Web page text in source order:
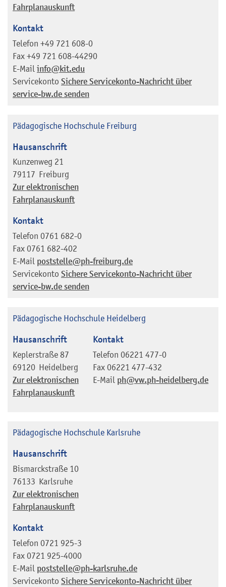
Fahrplanauskunft
Kontakt
Telefon +49 721 608-0
Fax +49 721 608-44290
E-Mail info@kit.edu
Servicekonto Sichere Servicekonto-Nachricht über
service-bw.de senden
Pädagogische Hochschule Freiburg
Hausanschrift
Kunzenweg 21
79117 Freiburg
Zur elektronischen
Fahrplanauskunft
Kontakt
Telefon 0761 682-0
Fax 0761 682-402
E-Mail poststelle@ph-freiburg.de
Servicekonto Sichere Servicekonto-Nachricht über
service-bw.de senden
Pädagogische Hochschule Heidelberg
Hausanschrift
Keplerstraße 87
69120 Heidelberg
Zur elektronischen
Fahrplanauskunft
Kontakt
Telefon 06221 477-0
Fax 06221 477-432
E-Mail ph@vw.ph-heidelberg.de
Pädagogische Hochschule Karlsruhe
Hausanschrift
Bismarckstraße 10
76133 Karlsruhe
Zur elektronischen
Fahrplanauskunft
Kontakt
Telefon 0721 925-3
Fax 0721 925-4000
E-Mail poststelle@ph-karlsruhe.de
Servicekonto Sichere Servicekonto-Nachricht über